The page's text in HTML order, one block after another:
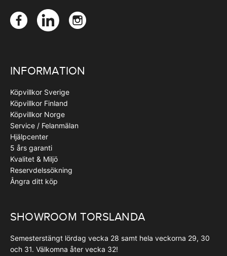
INFORMATION
Köpvillkor Sverige
Köpvillkor Finland
Köpvillkor Norge
Service / Felanmälan
Hjälpcenter
5 års garanti
Kvalitet & Miljö
Reservdelssökning
Ångra ditt köp
SHOWROOM TORSLANDA
Semesterstängt lördag vecka 28 samt hela veckorna 29, 30
och 31. Välkomna åter vecka 32!